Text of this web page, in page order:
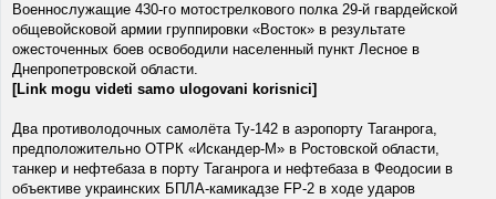
Военнослужащие 430-го мотострелкового полка 29-й гвардейской
общевойсковой армии группировки «Восток» в результате
ожесточенных боев освободили населенный пункт Лесное в
Днепропетровской области.
[Link mogu videti samo ulogovani korisnici]
Два противолодочных самолёта Ту-142 в аэропорту Таганрога,
предположительно ОТРК «Искандер-М» в Ростовской области,
танкер и нефтебаза в порту Таганрога и нефтебаза в Феодосии в
объективе украинских БПЛА-камикадзе FP-2 в ходе ударов